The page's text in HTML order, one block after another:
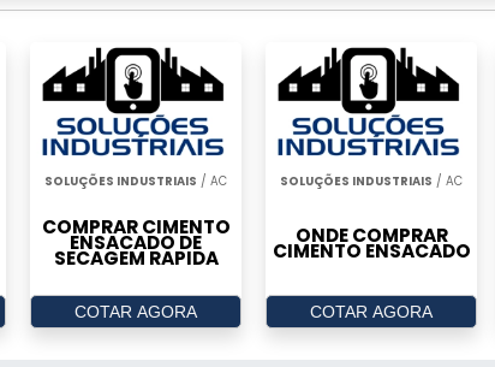
SOLUÇÕES INDUSTRIAIS / AC
COMPRAR CIMENTO
ENSACADO DE
SECAGEM RAPIDA
COTAR AGORA
SOLUÇÕES INDUSTRIAIS / AC
ONDE COMPRAR
CIMENTO ENSACADO
COTAR AGORA